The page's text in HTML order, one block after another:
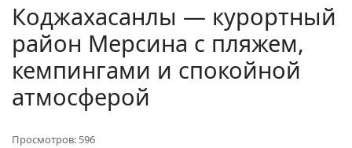
Коджахасанлы — курортный
район Мерсина с пляжем,
кемпингами и спокойной
атмосферой
Просмотров: 596